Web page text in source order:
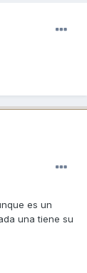
es un
una tiene su